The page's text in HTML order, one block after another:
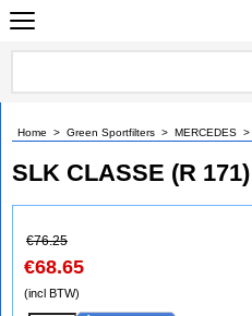
Home > Green Sportfilters > MERCEDES >
SLK CLASSE (R 171)
€76.25
€68.65
(incl BTW)